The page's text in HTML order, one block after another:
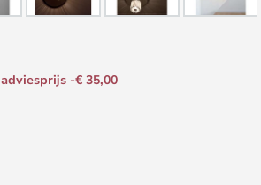
adviesprijs -€ 35,00